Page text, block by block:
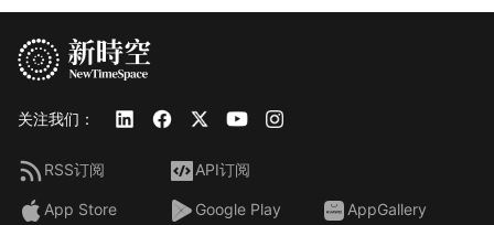
关注我们：
RSS订阅 API订阅
App Store Google Play AppGallery